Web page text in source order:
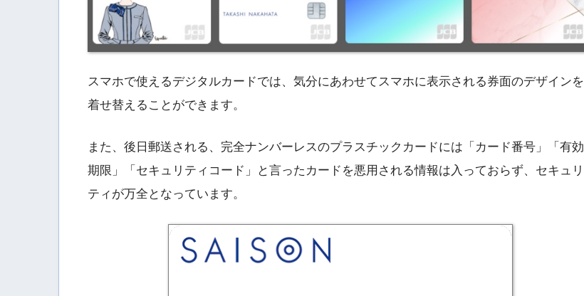
スマホで使えるデジタルカードでは、気分にあわせてスマホに表示される券面のデザインを
着せ替えることができます。
また、後日郵送される、完全ナンバーレスのプラスチックカードには「カード番号」「有効
期限」「セキュリティコード」と言ったカードを悪用される情報は入っておらず、セキュリ
ティが万全となっています。